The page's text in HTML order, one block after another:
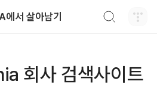
에서 살아남기
회사 검색사이트